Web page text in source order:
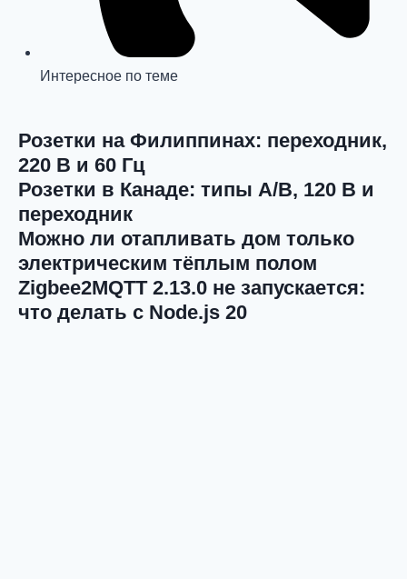
Интересное по теме
Розетки на Филиппинах: переходник,
220 В и 60 Гц
Розетки в Канаде: типы A/B, 120 В и
переходник
Можно ли отапливать дом только
электрическим тёплым полом
Zigbee2MQTT 2.13.0 не запускается:
что делать с Node.js 20